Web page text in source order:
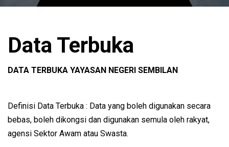
Data Terbuka
DATA TERBUKA YAYASAN NEGERI SEMBILAN
Definisi Data Terbuka : Data yang boleh digunakan secara
bebas, boleh dikongsi dan digunakan semula oleh rakyat,
agensi Sektor Awam atau Swasta.